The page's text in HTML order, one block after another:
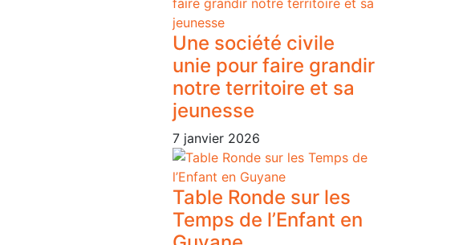
Une société civile
unie pour faire grandir
notre territoire et sa
jeunesse
7 janvier 2026
Table Ronde sur les
Temps de l’Enfant en